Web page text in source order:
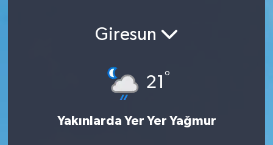
Giresun
21°
Yakınlarda Yer Yer Yağmur